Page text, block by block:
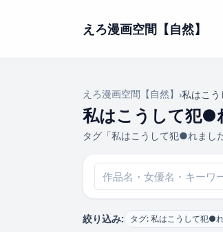
えろ漫画空間【自然】
えろ漫画空間【自然】 ›私はこ
私はこうして犯●
タグ「私はこうして犯●れまし
絞り込み: タグ: 私はこうして犯●